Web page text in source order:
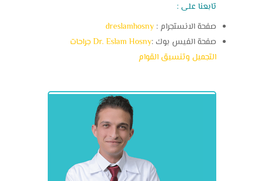
تابعنا على :
صفحة الانستجرام : dreslamhosny
صفحة الفيس بوك :
Dr. Eslam Hosny جراحات
التجميل وتنسيق القوام